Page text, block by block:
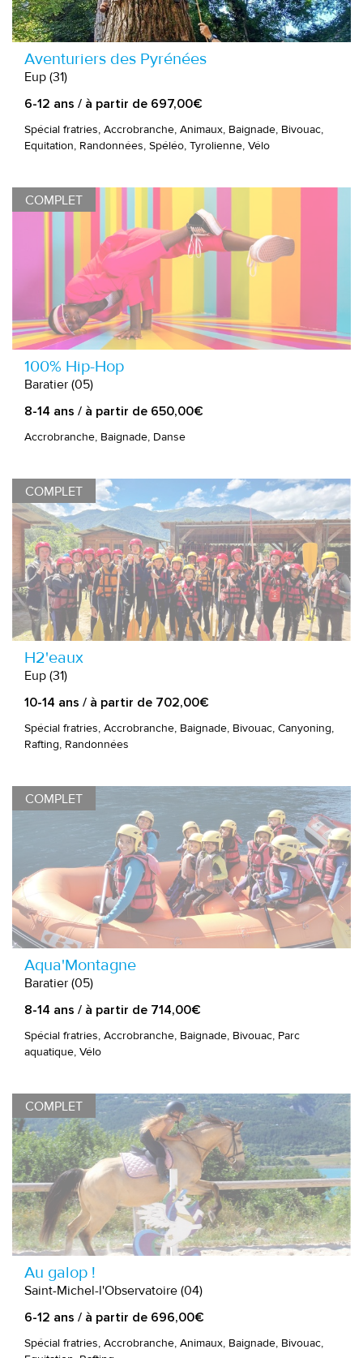
Aventuriers des Pyrénées
Eup (31)
6-12 ans / à partir de 697,00€
Spécial fratries, Accrobranche, Animaux, Baignade, Bivouac,
Equitation, Randonnées, Spéléo, Tyrolienne, Vélo
COMPLET
100% Hip-Hop
Baratier (05)
8-14 ans / à partir de 650,00€
Accrobranche, Baignade, Danse
COMPLET
H2'eaux
Eup (31)
10-14 ans / à partir de 702,00€
Spécial fratries, Accrobranche, Baignade, Bivouac, Canyoning,
Rafting, Randonnées
COMPLET
Aqua'Montagne
Baratier (05)
8-14 ans / à partir de 714,00€
Spécial fratries, Accrobranche, Baignade, Bivouac, Parc
aquatique, Vélo
COMPLET
Au galop !
Saint-Michel-l'Observatoire (04)
6-12 ans / à partir de 696,00€
Spécial fratries, Accrobranche, Animaux, Baignade, Bivouac,